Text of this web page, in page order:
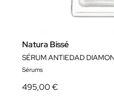
Natura Bissé
Sérums
495,00 €